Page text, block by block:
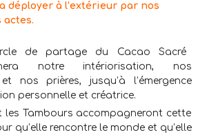
déployer à l’extérieur par nos
de partage du Cacao Sacré
notre intériorisation, nos
nos prières, jusqu’à l’émergence
personnelle et créatrice.
les Tambours accompagneront cette
qu’elle rencontre le monde et qu’elle